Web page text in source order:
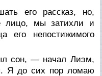
его рассказ, но,
лицо, мы затихли и
его непостижимого
сон, — начал Лиэм,
Я до сих пор ломаю